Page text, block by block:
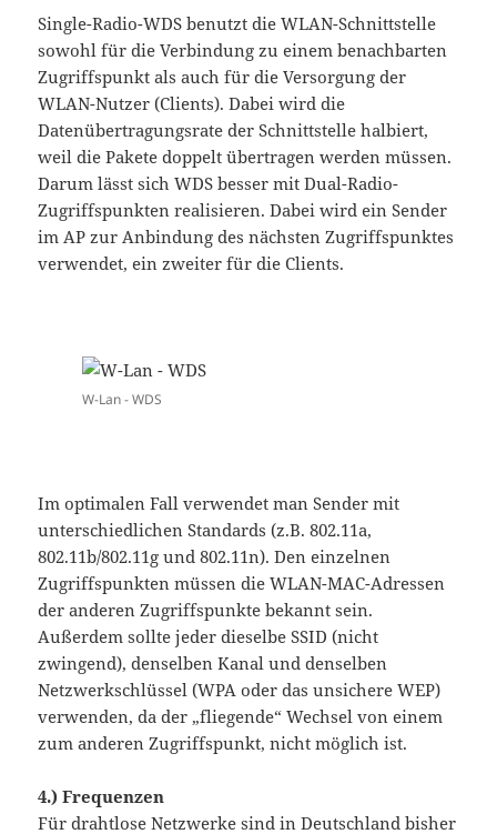
Single-Radio-WDS benutzt die WLAN-Schnittstelle
sowohl für die Verbindung zu einem benachbarten
Zugriffspunkt als auch für die Versorgung der
WLAN-Nutzer (Clients). Dabei wird die
Datenübertragungsrate der Schnittstelle halbiert,
weil die Pakete doppelt übertragen werden müssen.
Darum lässt sich WDS besser mit Dual-Radio-
Zugriffspunkten realisieren. Dabei wird ein Sender
im AP zur Anbindung des nächsten Zugriffspunktes
verwendet, ein zweiter für die Clients.
W-Lan - WDS
Im optimalen Fall verwendet man Sender mit
unterschiedlichen Standards (z.B. 802.11a,
802.11b/802.11g und 802.11n). Den einzelnen
Zugriffspunkten müssen die WLAN-MAC-Adressen
der anderen Zugriffspunkte bekannt sein.
Außerdem sollte jeder dieselbe SSID (nicht
zwingend), denselben Kanal und denselben
Netzwerkschlüssel (WPA oder das unsichere WEP)
verwenden, da der „fliegende“ Wechsel von einem
zum anderen Zugriffspunkt, nicht möglich ist.
4.) Frequenzen
Für drahtlose Netzwerke sind in Deutschland bisher